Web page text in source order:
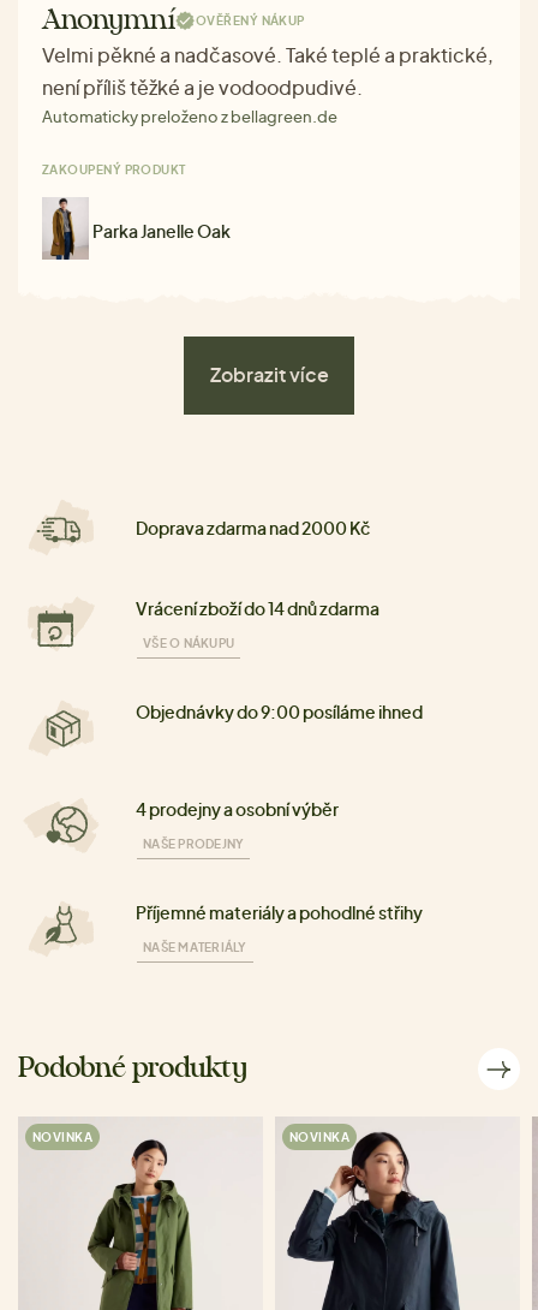
Anonymní OVĚŘENÝ NÁKUP
Velmi pěkné a nadčasové. Také teplé a praktické,
není příliš těžké a je vodoodpudivé.
Automaticky preloženo z bellagreen.de
ZAKOUPENÝ PRODUKT
Parka Janelle Oak
Zobrazit více
Doprava zdarma nad 2000 Kč
Vrácení zboží do 14 dnů zdarma
VŠE O NÁKUPU
Objednávky do 9:00 posíláme ihned
4 prodejny a osobní výběr
NAŠE PRODEJNY
Příjemné materiály a pohodlné střihy
NAŠE MATERIÁLY
Podobné produkty
NOVINKA NOVINKA